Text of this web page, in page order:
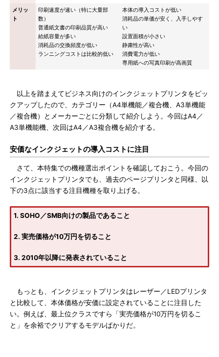
メリッ
ト
印刷速度が速い（特に大量部
数）
普通紙文書の印刷品質が高い
給紙容量が多い
消耗品の交換頻度が低い
ランニングコストは比較的低い
本体の導入コストが低い
消耗品の単価が安く、入手しやす
い
設置面積が小さい
静粛性が高い
消費電力が低い
専用紙への写真印刷が高画質
以上を踏まえてビジネス向けのインクジェットプリンタをピッ
クアップしたので、カテゴリー（A4単機能／複合機、A3単機能
／複合機）とメーカーごとに分類して紹介しよう。今回はA4／
A3単機能機、次回はA4／A3複合機を紹介する。
安価なインクジェットの導入コストに注目
さて、本特集での機種選出ポイントを確認しておこう。今回の
インクジェットプリンタでも、過去のページプリンタと同様、以
下の3点に該当する注目機種を取り上げる。
1. SOHO／SMB向けの製品であること
2. 実売価格が10万円を切ること
3. 2010年以降に発表されていること
もっとも、インクジェットプリンタはレーザー／LEDプリンタ
と比較して、本体価格が安価に設定されていることに注目した
い。例えば、最上位クラスですら「実売価格が10万円を切るこ
と」を余裕でクリアするモデルばかりだ。